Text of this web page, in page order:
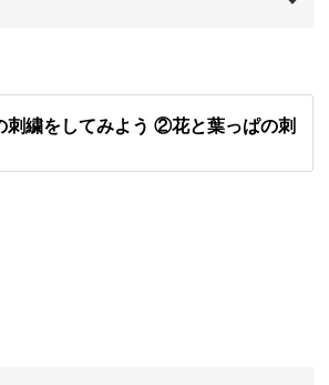
て刺繍枠にセットする
刺繍をしてみよう ②花と葉っぱの刺